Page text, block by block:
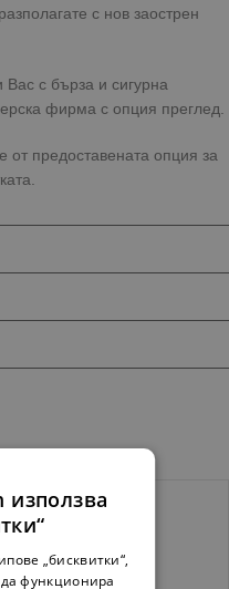
с нов заострен
Вас с бърза и сигурна
фирма с опция преглед.
от предоставената опция за
използва
„бисквитки“,
функционира